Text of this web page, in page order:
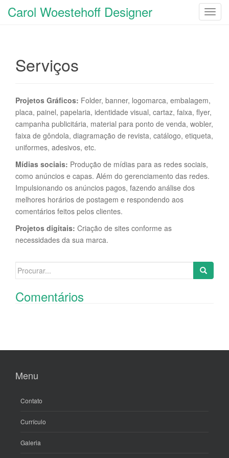
T
v
i
g
a
Carol Woestehoff Designer
Serviços
Projetos Gráficos: Folder, banner, logomarca, embalagem,
placa, painel, papelaria, identidade visual, cartaz, faixa, flyer,
campanha publicitária, material para ponto de venda, wobler,
faixa de gôndola, diagramação de revista, catálogo, etiqueta,
uniformes, adesivos, etc.
Mídias sociais: Produção de mídias para as redes sociais,
como anúncios e capas. Além do gerenciamento das redes.
Impulsionando os anúncios pagos, fazendo análise dos
melhores horários de postagem e respondendo aos
comentários feitos pelos clientes.
Projetos digitais: Criação de sites conforme as
necessidades da sua marca.
Search
Comentários
Menu
Contato
Currículo
Galeria